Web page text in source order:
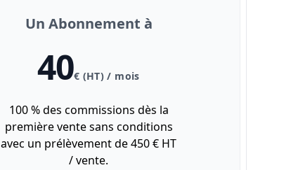
Un Abonnement à
40€ (HT) / mois
100 % des commissions dès la
première vente sans conditions
avec un prélèvement de 450 € HT
/ vente.